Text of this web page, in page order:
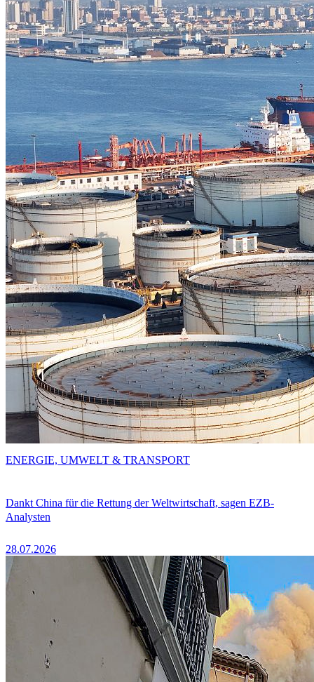
Dankt China für die Rettung der Weltwirtschaft, sagen EZB-
Analysten
28.07.2026
ENERGIE, UMWELT & TRANSPORT